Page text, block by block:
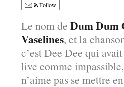
Follow
Le nom de Dum Dum
Vaselines, et la
c’est Dee Dee qui
live comme
n’aime pas se mettre